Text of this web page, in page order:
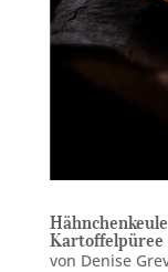
Kartoffelpüree
von Denise